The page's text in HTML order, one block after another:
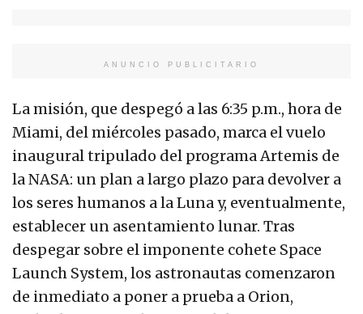
ANUNCIO PUBLICITARIO
La misión, que despegó a las 6:35 p.m., hora de
Miami, del miércoles pasado, marca el vuelo
inaugural tripulado del programa Artemis de
la NASA: un plan a largo plazo para devolver a
los seres humanos a la Luna y, eventualmente,
establecer un asentamiento lunar. Tras
despegar sobre el imponente cohete Space
Launch System, los astronautas comenzaron
de inmediato a poner a prueba a Orion,